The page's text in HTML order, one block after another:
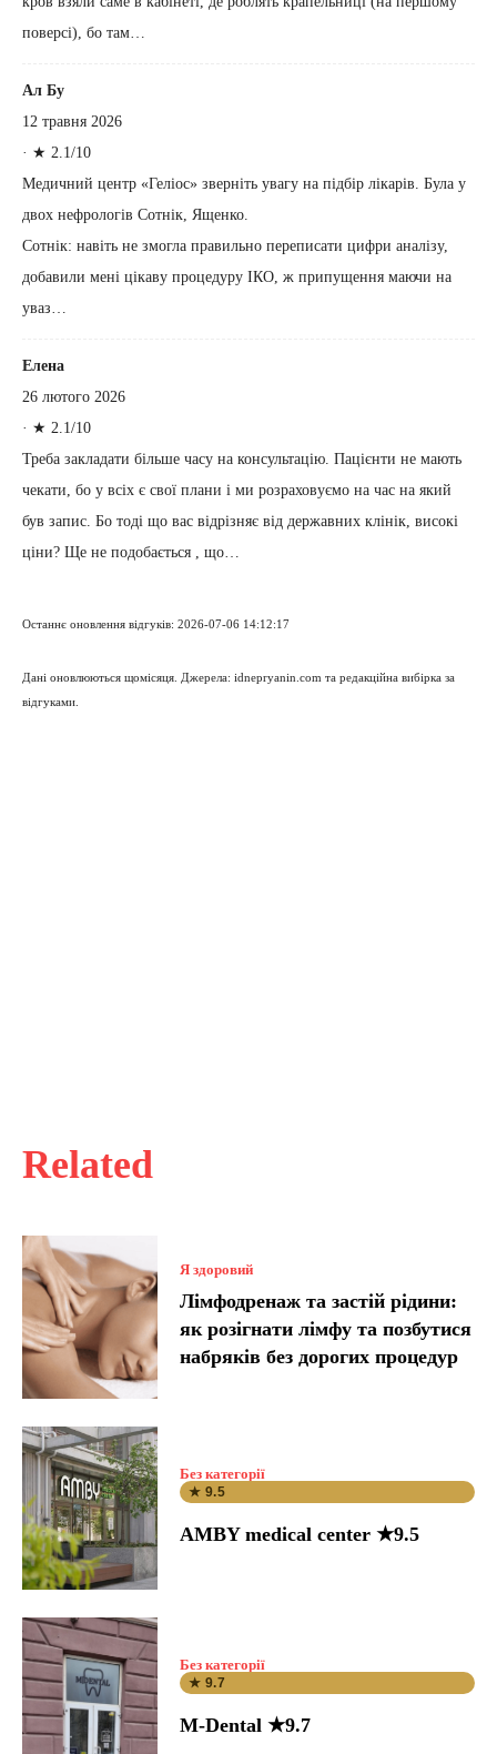
Related
Я здоровий
Лімфодренаж та застій рідини:
як розігнати лімфу та позбутися
набряків без дорогих процедур
Без категорії
★ 9.5
AMBY medical center ★9.5
Без категорії
★ 9.7
M-Dental ★9.7
поверсі), бо там…
Ал Бу
12 травня 2026
· ★ 2.1/10
Медичний центр «Геліос» зверніть увагу на підбір лікарів. Була у
двох нефрологів Сотнік, Ященко.
Сотнік: навіть не змогла правильно переписати цифри аналізу,
добавили мені цікаву процедуру ІКО, ж припущення маючи на
уваз…
Елена
26 лютого 2026
· ★ 2.1/10
Треба закладати більше часу на консультацію. Пацієнти не мають
чекати, бо у всіх є свої плани і ми розраховуємо на час на який
був запис. Бо тоді що вас відрізняє від державних клінік, високі
ціни? Ще не подобається , що…
Останнє оновлення відгуків: 2026-07-06 14:12:17
Дані оновлюються щомісяця. Джерела: idnepryanin.com та редакційна вибірка за
відгуками.